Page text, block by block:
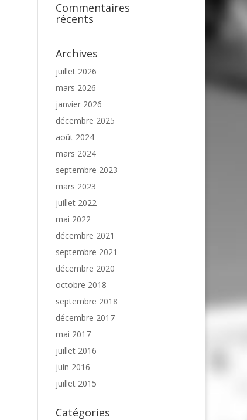
Commentaires
récents
Archives
juillet 2026
mars 2026
janvier 2026
décembre 2025
août 2024
mars 2024
septembre 2023
mars 2023
juillet 2022
mai 2022
décembre 2021
septembre 2021
décembre 2020
octobre 2018
septembre 2018
décembre 2017
mai 2017
juillet 2016
juin 2016
juillet 2015
Catégories